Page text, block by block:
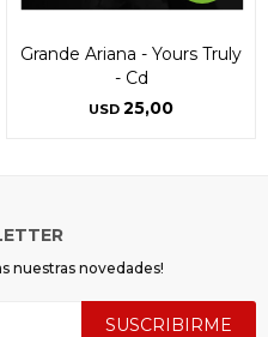
Grande Ariana - Yours Truly
- Cd
USD 25,00
nuestras novedades!
SUSCRIBIRME